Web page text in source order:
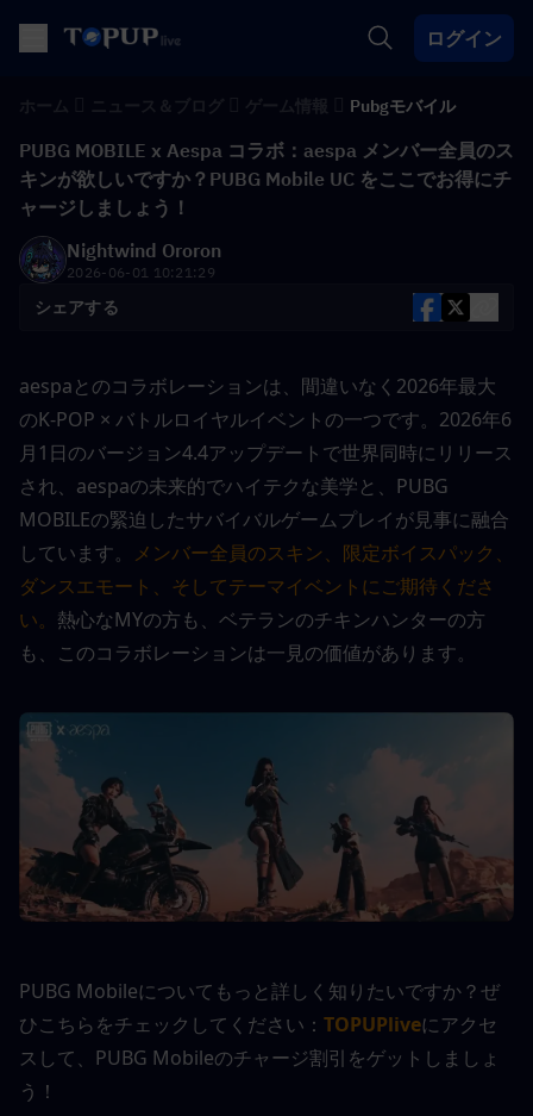
ログイン
Pubgモバイル
PUBG MOBILE x Aespa コラボ：aespa メンバー全員のス
キンが欲しいですか？PUBG Mobile UC をここでお得にチ
ャージしましょう！
Nightwind Ororon
2026-06-01 10:21:29
シェアする
aespaとのコラボレーションは、間違いなく2026年最大
のK-POP × バトルロイヤルイベントの一つです。2026年6
月1日のバージョン4.4アップデートで世界同時にリリース
され、aespaの未来的でハイテクな美学と、PUBG
MOBILEの緊迫したサバイバルゲームプレイが見事に融合
しています。
メンバー全員のスキン、限定ボイスパック、
ダンスエモート、そしてテーマイベントにご期待くださ
い。 熱心なMYの方も、ベテランのチキンハンターの方
も、このコラボレーションは一見の価値があります。
PUBG Mobileについてもっと詳しく知りたいですか？ぜ
ひこちらをチェックしてください： TOPUPliveにアクセ
スして、PUBG Mobileのチャージ割引をゲットしましょ
う！